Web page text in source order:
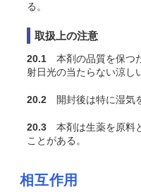
る。
取扱上の注意
20.1 本剤の品質を保つ
射日光の当たらない涼し
20.2 開封後は特に湿気
20.3 本剤は生薬を原料
ことがある。
相互作用